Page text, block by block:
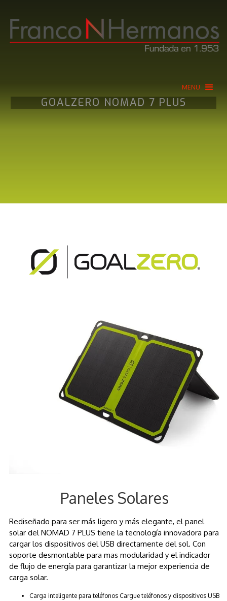
MENU
GOALZERO NOMAD 7 PLUS
Paneles Solares
Rediseñado para ser más ligero y más elegante, el panel
solar del NOMAD 7 PLUS tiene la tecnología innovadora para
cargar los dispositivos del USB directamente del sol. Con
soporte desmontable para mas modularidad y el indicador
de flujo de energía para garantizar la mejor experiencia de
carga solar.
Carga inteligente para teléfonos Cargue teléfonos y dispositivos USB